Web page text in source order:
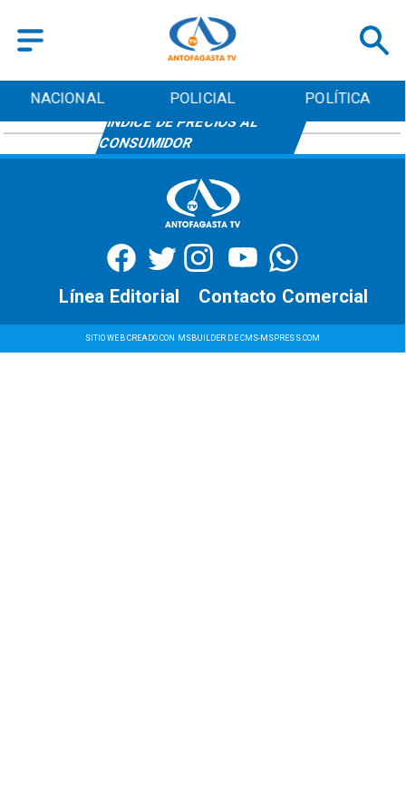
NACIONAL POLICIAL POLÍTICA
ÍNDICE DE PRECIOS AL
CONSUMIDOR
SITIO WEB CREADO CON MSBUILDER DE CMS-MSPRESS.COM
Contacto Comercial
Línea Editorial